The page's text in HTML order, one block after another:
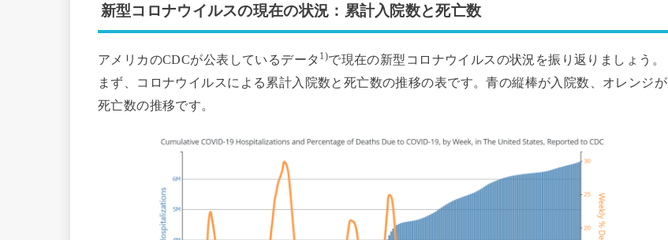
新型コロナウイルスの現在の状況：累計入院数と死亡数
アメリカのCDCが公表しているデータ 1)で現在の新型コロナウイルスの状況を振り返りましょう。
まず、コロナウイルスによる累計入院数と死亡数の推移の表です。青の縦棒が入院数、オレンジが
死亡数の推移です。